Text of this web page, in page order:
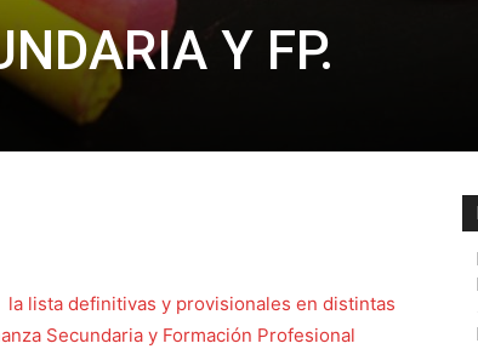
Y FP.
la lista definitivas y provisionales en distintas
Secundaria y Formación Profesional